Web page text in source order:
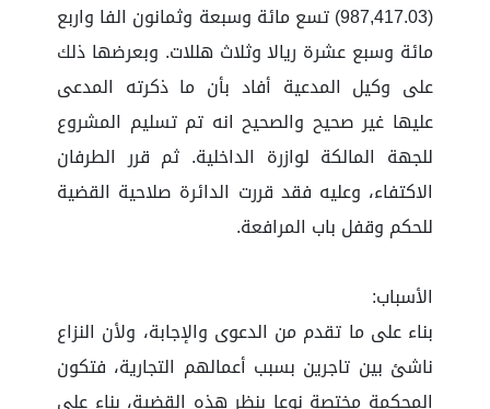
(987,417.03) تسع مائة وسبعة وثمانون الفا واربع
مائة وسبع عشرة ريالا وثلاث هللات. وبعرضها ذلك
على وكيل المدعية أفاد بأن ما ذكرته المدعى
عليها غير صحيح والصحيح انه تم تسليم المشروع
للجهة المالكة لوازرة الداخلية. ثم قرر الطرفان
الاكتفاء، وعليه فقد قررت الدائرة صلاحية القضية
للحكم وقفل باب المرافعة.
الأسباب:
بناء على ما تقدم من الدعوى والإجابة، ولأن النزاع
ناشئ بين تاجرين بسبب أعمالهم التجارية، فتكون
المحكمة مختصة نوعا بنظر هذه القضية، بناء على